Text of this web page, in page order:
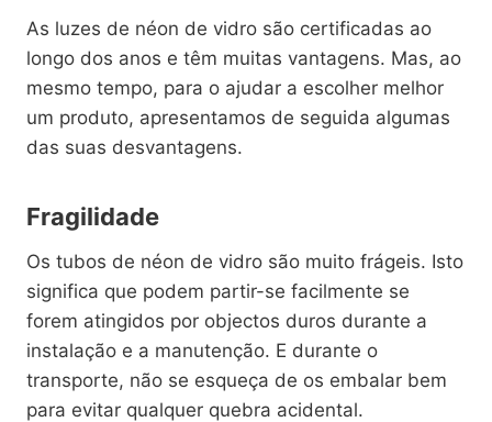
As luzes de néon de vidro são certificadas ao
longo dos anos e têm muitas vantagens. Mas, ao
mesmo tempo, para o ajudar a escolher melhor
um produto, apresentamos de seguida algumas
das suas desvantagens.
Fragilidade
Os tubos de néon de vidro são muito frágeis. Isto
significa que podem partir-se facilmente se
forem atingidos por objectos duros durante a
instalação e a manutenção. E durante o
transporte, não se esqueça de os embalar bem
para evitar qualquer quebra acidental.